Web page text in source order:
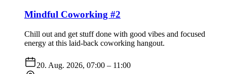
Mindful Coworking #2
Chill out and get stuff done with good vibes and focused
energy at this laid-back coworking hangout.
20. Aug. 2026, 07:00 – 11:00